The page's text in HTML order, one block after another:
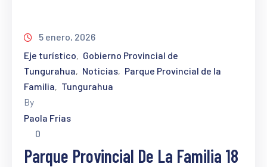
5 enero, 2026
Eje turístico‚ Gobierno Provincial de
Tungurahua‚ Noticias‚ Parque Provincial de la
Familia‚ Tungurahua
By
Paola Frías
0
Parque Provincial De La Familia 18